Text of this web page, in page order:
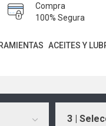
Compra
100% Segura
ACEITES Y
3 |